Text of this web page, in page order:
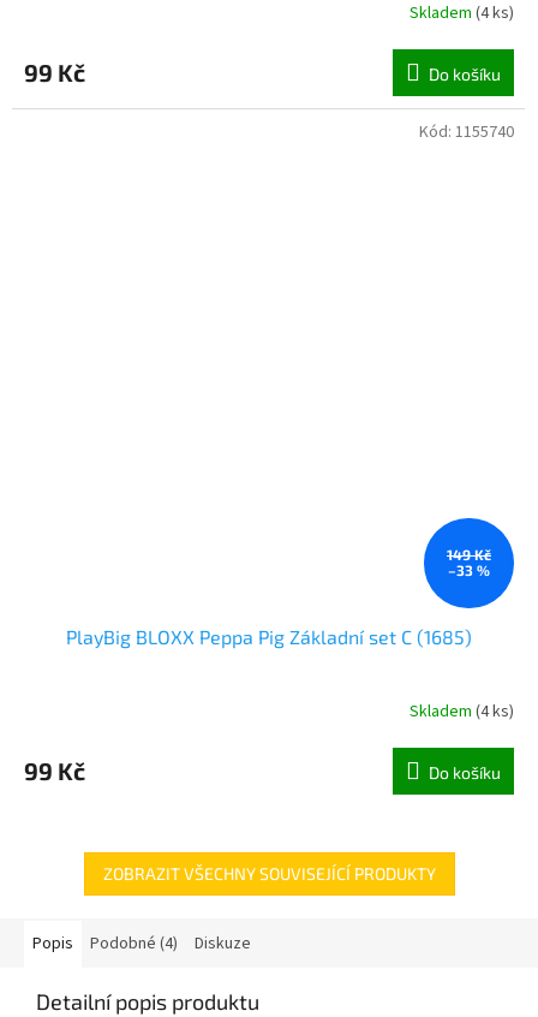
Skladem (4 ks)
99 Kč Do košíku
149 Kč
–33 %
PlayBig BLOXX Peppa Pig Základní set C (1685)
Skladem (4 ks)
99 Kč Do košíku
Kód: 1155740
ZOBRAZIT VŠECHNY SOUVISEJÍCÍ PRODUKTY
Popis Podobné (4) Diskuze
Detailní popis produktu